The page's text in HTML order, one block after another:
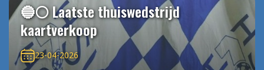
🔵⚪️ Laatste thuiswedstrijd
kaartverkoop
23-04-2026